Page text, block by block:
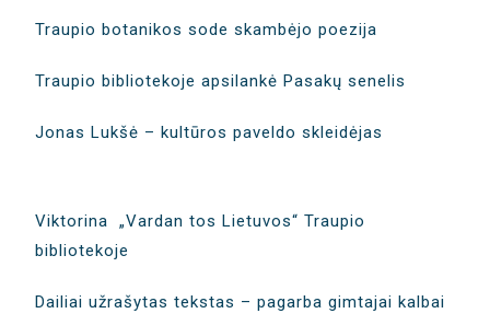
Traupio botanikos sode skambėjo poezija
Traupio bibliotekoje apsilankė Pasakų senelis
Jonas Lukšė – kultūros paveldo skleidėjas
Viktorina „Vardan tos Lietuvos“ Traupio
bibliotekoje
Dailiai užrašytas tekstas – pagarba gimtajai kalbai